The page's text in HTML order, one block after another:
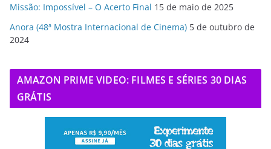
Missão: Impossível – O Acerto Final 15 de maio de 2025
Anora (48ª Mostra Internacional de Cinema) 5 de outubro de
2024
AMAZON PRIME VIDEO: FILMES E SÉRIES 30 DIAS
GRÁTIS